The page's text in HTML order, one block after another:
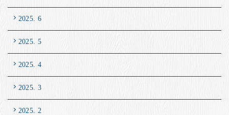
2025. 6
2025. 5
2025. 4
2025. 3
2025. 2